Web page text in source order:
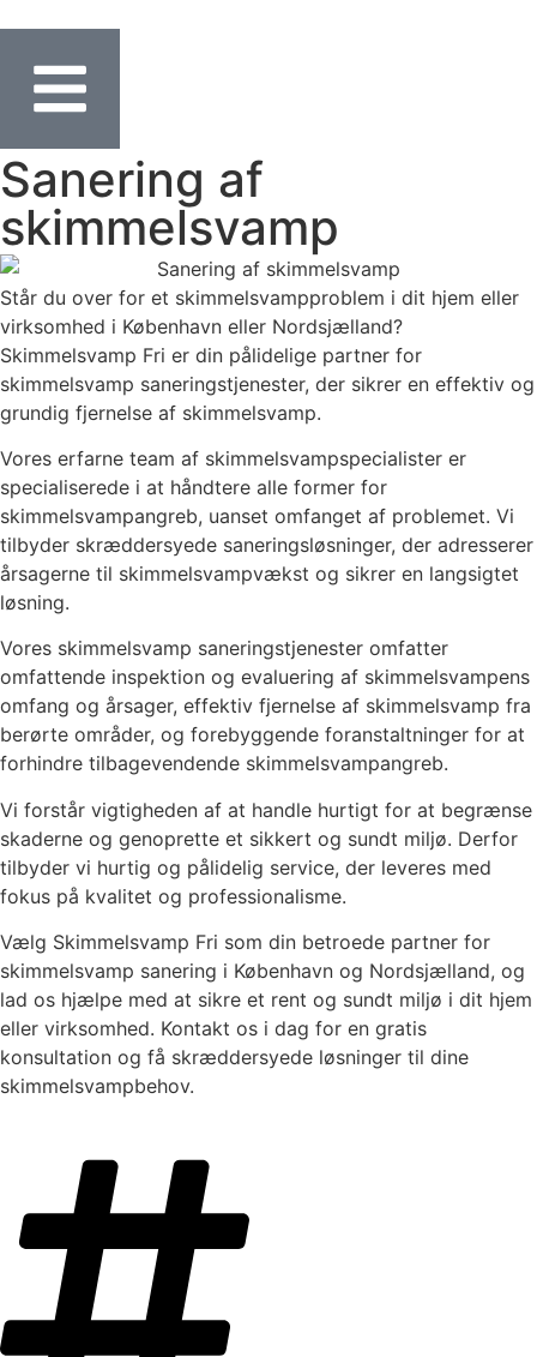
Sanering af
skimmelsvamp
Står du over for et skimmelsvampproblem i dit hjem eller
virksomhed i København eller Nordsjælland?
Skimmelsvamp Fri er din pålidelige partner for
skimmelsvamp saneringstjenester, der sikrer en effektiv og
grundig fjernelse af skimmelsvamp.
Vores erfarne team af skimmelsvampspecialister er
specialiserede i at håndtere alle former for
skimmelsvampangreb, uanset omfanget af problemet. Vi
tilbyder skræddersyede saneringsløsninger, der adresserer
årsagerne til skimmelsvampvækst og sikrer en langsigtet
løsning.
Vores skimmelsvamp saneringstjenester omfatter
omfattende inspektion og evaluering af skimmelsvampens
omfang og årsager, effektiv fjernelse af skimmelsvamp fra
berørte områder, og forebyggende foranstaltninger for at
forhindre tilbagevendende skimmelsvampangreb.
Vi forstår vigtigheden af at handle hurtigt for at begrænse
skaderne og genoprette et sikkert og sundt miljø. Derfor
tilbyder vi hurtig og pålidelig service, der leveres med
fokus på kvalitet og professionalisme.
Vælg Skimmelsvamp Fri som din betroede partner for
skimmelsvamp sanering i København og Nordsjælland, og
lad os hjælpe med at sikre et rent og sundt miljø i dit hjem
eller virksomhed. Kontakt os i dag for en gratis
konsultation og få skræddersyede løsninger til dine
skimmelsvampbehov.